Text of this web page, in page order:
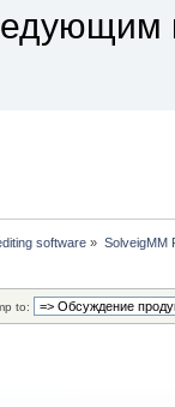
software » SolveigMM
to: